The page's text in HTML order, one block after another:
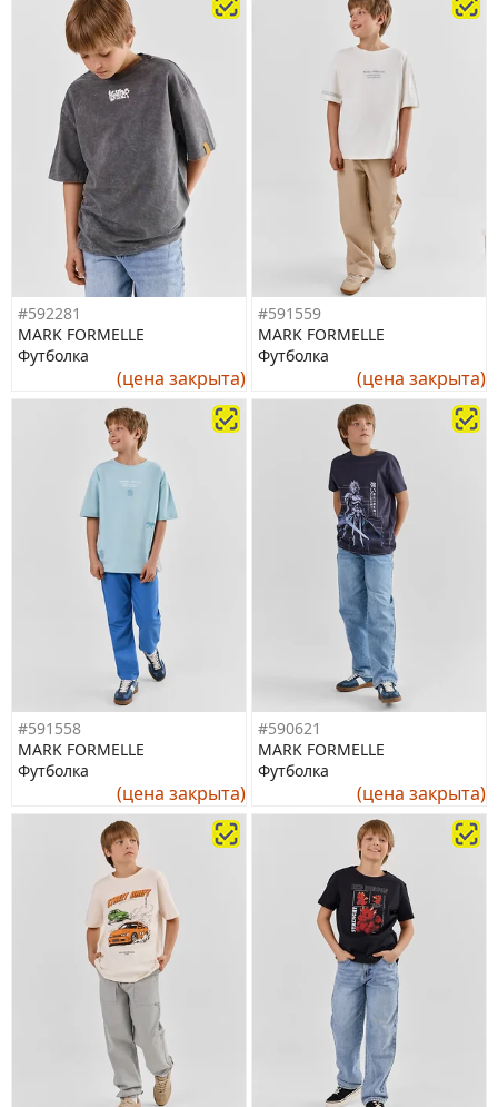
#592281
MARK FORMELLE
Футболка
(цена закрыта)
#591559
MARK FORMELLE
Футболка
(цена закрыта)
#591558
MARK FORMELLE
Футболка
(цена закрыта)
#590621
MARK FORMELLE
Футболка
(цена закрыта)